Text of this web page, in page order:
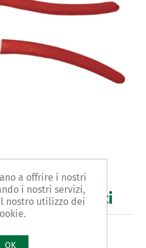
per idraulici
tipo PER SIFONI
a offrire i nostri
i nostri servizi,
nostro utilizzo dei
OK